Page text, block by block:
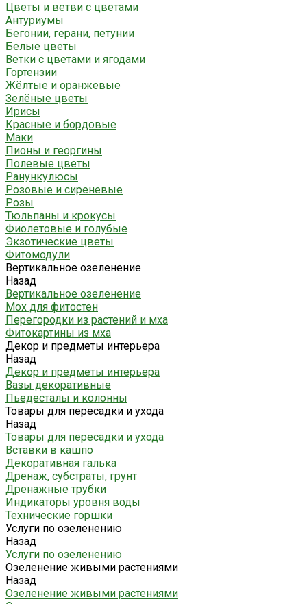
Цветы и ветви с цветами
Антуриумы
Бегонии, герани, петунии
Белые цветы
Ветки с цветами и ягодами
Гортензии
Жёлтые и оранжевые
Зелёные цветы
Ирисы
Красные и бордовые
Маки
Пионы и георгины
Полевые цветы
Ранункулюсы
Розовые и сиреневые
Розы
Тюльпаны и крокусы
Фиолетовые и голубые
Экзотические цветы
Фитомодули
Вертикальное озеленение
Назад
Вертикальное озеленение
Мох для фитостен
Перегородки из растений и мха
Фитокартины из мха
Декор и предметы интерьера
Назад
Декор и предметы интерьера
Вазы декоративные
Пьедесталы и колонны
Товары для пересадки и ухода
Назад
Товары для пересадки и ухода
Вставки в кашпо
Декоративная галька
Дренаж, субстраты, грунт
Дренажные трубки
Индикаторы уровня воды
Технические горшки
Услуги по озеленению
Назад
Услуги по озеленению
Озеленение живыми растениями
Назад
Озеленение живыми растениями